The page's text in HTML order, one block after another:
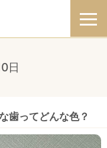
日
歯ってどんな色？